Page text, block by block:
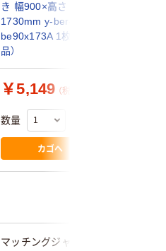
き 幅900×高さ
1730mm y-ber-
be90x173A 1枚（直送
品）
￥5,149 （税込）
数量
カゴへ
マッチングジャパン